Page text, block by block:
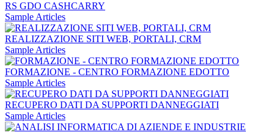
RS GDO CASHCARRY
Sample Articles
REALIZZAZIONE SITI WEB, PORTALI, CRM
Sample Articles
FORMAZIONE - CENTRO FORMAZIONE EDOTTO
Sample Articles
RECUPERO DATI DA SUPPORTI DANNEGGIATI
Sample Articles